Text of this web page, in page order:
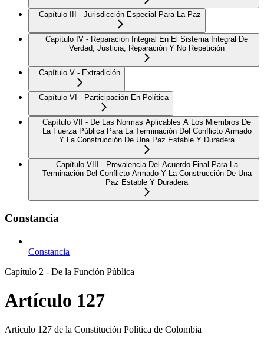
Capítulo III - Jurisdicción Especial Para La Paz
Capítulo IV - Reparación Integral En El Sistema Integral De
Verdad, Justicia, Reparación Y No Repetición
Capítulo V - Extradición
Capítulo VI - Participación En Política
Capítulo VII - De Las Normas Aplicables A Los Miembros De
La Fuerza Pública Para La Terminación Del Conflicto Armado
Y La Construcción De Una Paz Estable Y Duradera
Capítulo VIII - Prevalencia Del Acuerdo Final Para La
Terminación Del Conflicto Armado Y La Construcción De Una
Paz Estable Y Duradera
Constancia
Constancia
Capítulo 2 - De la Función Pública
Artículo 127
Artículo 127 de la Constitución Política de Colombia